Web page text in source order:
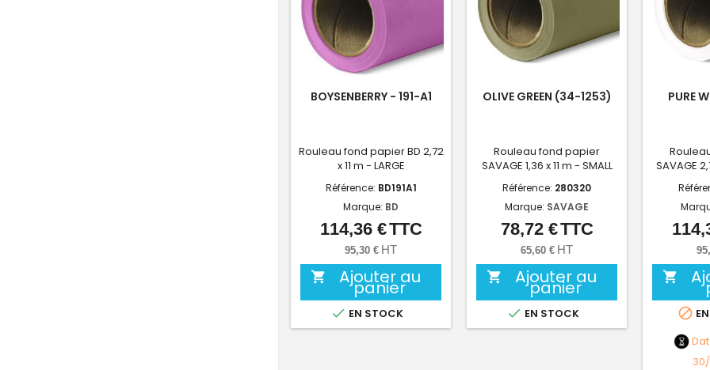
BOYSENBERRY - 191-A1
Rouleau fond papier BD 2,72
x 11 m - LARGE
Référence: BD191A1
Marque: BD
Prix
114,36 €TTC
95,30 € HT
 Ajouter au
panier
 EN STOCK
OLIVE GREEN (34-1253)
Rouleau fond papier
SAVAGE 1,36 x 11 m - SMALL
Référence: 280320
Marque: SAVAGE
Prix
78,72 €TTC
65,60 € HT
 Ajouter au
panier
 EN STOCK
PURE
SAVAGE

